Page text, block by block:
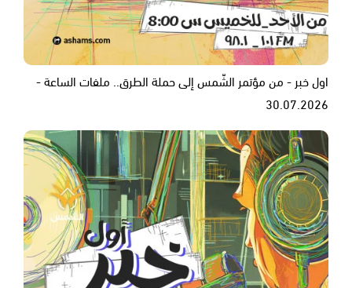
اول خبر - من مؤتمر الشّمس إلى حملة الطرق.. ملفات الساعة -
30.07.2026